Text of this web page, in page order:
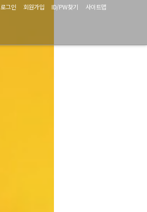
로그인 회원가입 ID/PW찾기 사이트맵